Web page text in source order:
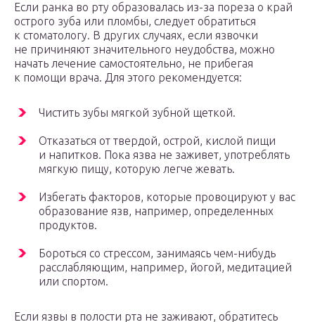
Если ранка во рту образовалась из-за пореза о край
острого зуба или пломбы, следует обратиться
к стоматологу. В других случаях, если язвочки
не причиняют значительного неудобства, можно
начать лечение самостоятельно, не прибегая
к помощи врача. Для этого рекомендуется:
Чистить зубы мягкой зубной щеткой.
Отказаться от твердой, острой, кислой пищи
и напитков. Пока язва не заживет, употреблять
мягкую пищу, которую легче жевать.
Избегать факторов, которые провоцируют у вас
образование язв, например, определенных
продуктов.
Бороться со стрессом, занимаясь чем-нибудь
расслабляющим, например, йогой, медитацией
или спортом.
Если язвы в полости рта не заживают, обратитесь